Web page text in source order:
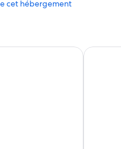
cet hébergement
Park Inn